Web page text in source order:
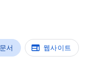
문서 웹사이트